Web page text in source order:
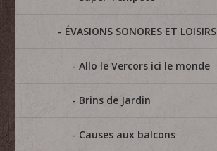
ÉVASIONS SONORES ET LOISIRS
Allo le Vercors ici le monde
Brins de Jardin
Causes aux balcons